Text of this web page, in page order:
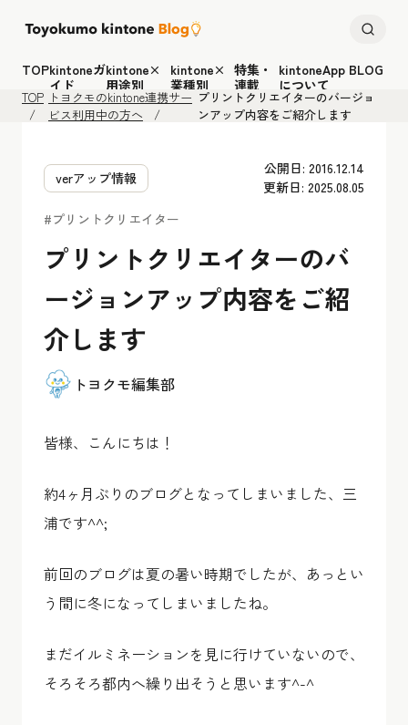
TOPkintoneガ
イド
kintone×
用途別
kintone×
業種別
特集・
連載
kintoneApp BLOG
について
TOP トヨクモのkintone連携サー
ビス利用中の方へ
プリントクリエイターのバージョ
ンアップ内容をご紹介します
verアップ情報
公開日: 2016.12.14
更新日: 2025.08.05
#プリントクリエイター
プリントクリエイターのバ
ージョンアップ内容をご紹
介します
トヨクモ編集部
皆様、こんにちは！
約4ヶ月ぶりのブログとなってしまいました、三
浦です^^;
前回のブログは夏の暑い時期でしたが、あっとい
う間に冬になってしまいましたね。
まだイルミネーションを見に行けていないので、
そろそろ都内へ繰り出そうと思います^-^